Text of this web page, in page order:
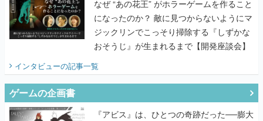
なぜ “あの花王” がホラーゲームを作ること
になったのか？ 敵に見つからないようにマ
ジックリンでこっそり掃除する『しずかな
おそうじ』が生まれるまで【開発座談会】
インタビューの記事一覧
ゲームの企画書
『アビス』は、ひとつの奇跡だった──膨大